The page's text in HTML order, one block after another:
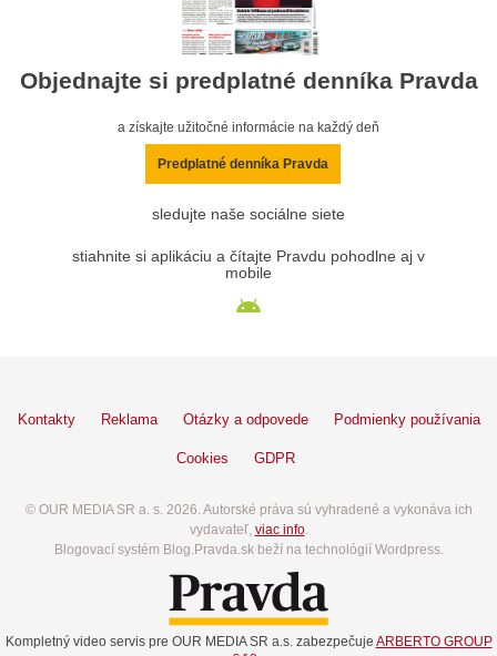
Objednajte si predplatné denníka Pravda
a získajte užitočné informácie na každý deň
Predplatné denníka Pravda
sledujte naše sociálne siete
stiahnite si aplikáciu a čítajte Pravdu pohodlne aj v
mobile
Kontakty Reklama Otázky a odpovede Podmienky používania
Cookies GDPR
© OUR MEDIA SR a. s. 2026. Autorské práva sú vyhradené a vykonáva ich
vydavateľ, viac info.
Blogovací systém Blog.Pravda.sk beží na technológií Wordpress.
Kompletný video servis pre OUR MEDIA SR a.s. zabezpečuje ARBERTO GROUP